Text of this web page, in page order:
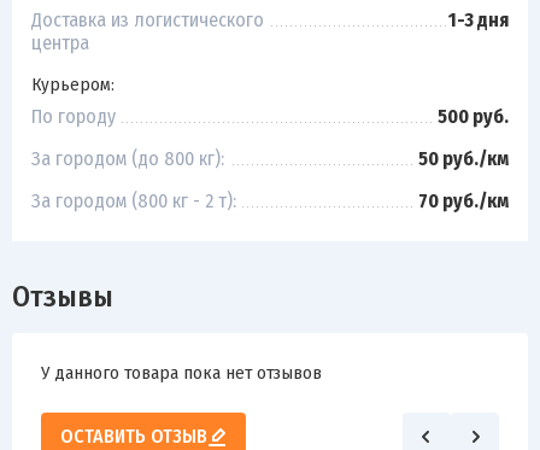
Доставка из логистического
центра
1-3 дня
Курьером:
По городу
500 руб.
За городом (до 800 кг):
50 руб./км
За городом (800 кг - 2 т):
70 руб./км
Отзывы
У данного товара пока нет отзывов
ОСТАВИТЬ ОТЗЫВ